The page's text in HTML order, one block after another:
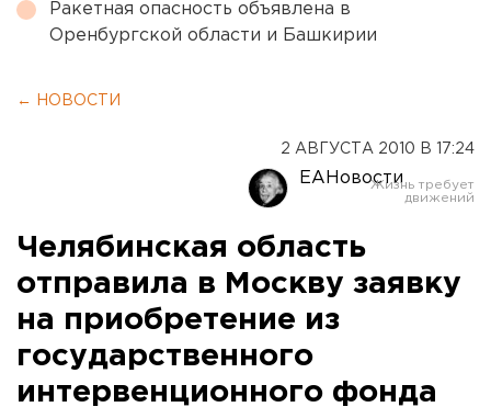
Ракетная опасность объявлена в
Оренбургской области и Башкирии
← НОВОСТИ
2 АВГУСТА 2010 В 17:24
ЕАНовости
Челябинская область
отправила в Москву заявку
на приобретение из
государственного
интервенционного фонда